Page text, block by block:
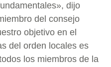
dijo
del consejo
objetivo en el
del orden locales es
los miembros de la